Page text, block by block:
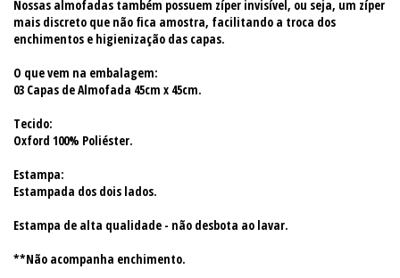
Nossas almofadas também possuem zíper invisível, ou seja, um zíper
mais discreto que não fica amostra, facilitando a troca dos
enchimentos e higienização das capas.
O que vem na embalagem:
03 Capas de Almofada 45cm x 45cm.
Tecido:
Oxford 100% Poliéster.
Estampa:
Estampada dos dois lados.
Estampa de alta qualidade - não desbota ao lavar.
**Não acompanha enchimento.